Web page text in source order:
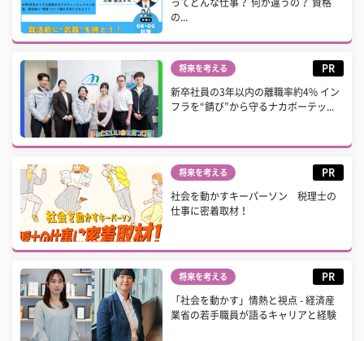
ってどんな仕事？ 何が違うの？ 資格
の...
将来を考える PR
新卒社員の3年以内の離職率約4% イン
フラを“錆び”から守るナカボーテッ...
将来を考える PR
社会を動かすキーパーソン 税理士の
仕事に密着取材！
将来を考える PR
「社会を動かす」情熱と視点 - 経済産
業省の若手職員が語るキャリアと経験